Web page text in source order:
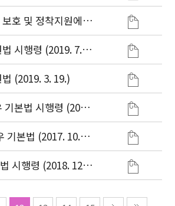
호 및 정착지원에
7. 16.)
시행령 (2019. 7.
(2019. 3. 19.)
본법 시행령 (2017.
기본법 (2017. 10.
시행령 (2018. 12.